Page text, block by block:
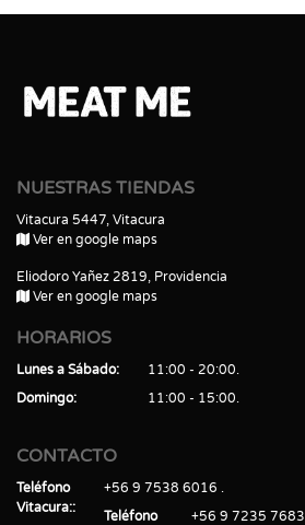
NUESTRAS TIENDAS
Vitacura 5447, Vitacura
Ver en google maps
Eliodoro Yañez 2819, Providencia
Ver en google maps
HORARIOS
Lunes a Sábado
11:00 - 20:00
Domingo
11:00 - 15:00
CONTACTO
Teléfono
Vitacura:
+56 9 7538 6016
Teléfono
+56 9 7235 7683